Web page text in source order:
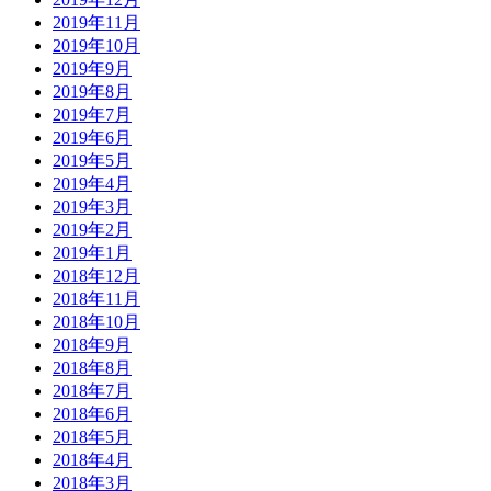
2019年11月
2019年10月
2019年9月
2019年8月
2019年7月
2019年6月
2019年5月
2019年4月
2019年3月
2019年2月
2019年1月
2018年12月
2018年11月
2018年10月
2018年9月
2018年8月
2018年7月
2018年6月
2018年5月
2018年4月
2018年3月